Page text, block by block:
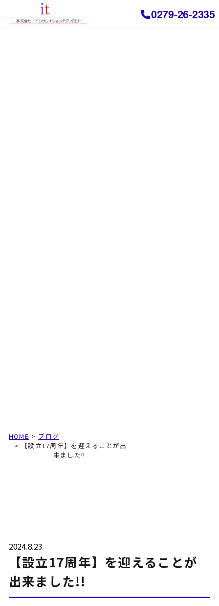
0279-26-2335
HOME
ブログ
【設立17周年】を迎えることが出
来ました!!
2024.8.23
【設立17周年】を迎えることが
出来ました!!